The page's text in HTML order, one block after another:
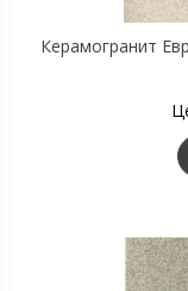
Керамогранит